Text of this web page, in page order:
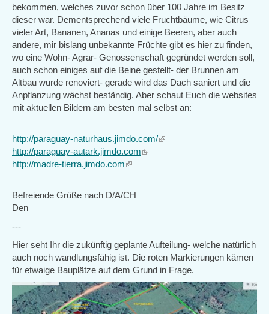
bekommen, welches zuvor schon über 100 Jahre im Besitz
dieser war. Dementsprechend viele Fruchtbäume, wie Citrus
vieler Art, Bananen, Ananas und einige Beeren, aber auch
andere, mir bislang unbekannte Früchte gibt es hier zu finden,
wo eine Wohn- Agrar- Genossenschaft gegründet werden soll,
auch schon einiges auf die Beine gestellt- der Brunnen am
Altbau wurde renoviert- gerade wird das Dach saniert und die
Anpflanzung wächst beständig. Aber schaut Euch die websites
mit aktuellen Bildern am besten mal selbst an:
http://paraguay-naturhaus.jimdo.com/(link
http://paraguay-autark.jimdo.com(link
http://madre-tierra.jimdo.com(link
Befreiende Grüße nach D/A/CH
Den
---
Hier seht Ihr die zukünftig geplante Aufteilung- welche natürlich
auch noch wandlungsfähig ist. Die roten Markierungen kämen
für etwaige Bauplätze auf dem Grund in Frage.